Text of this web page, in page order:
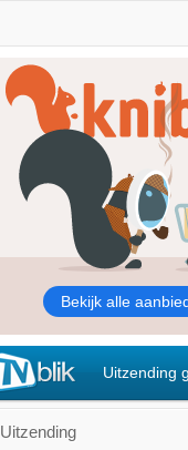
Uitzending
Uitzending